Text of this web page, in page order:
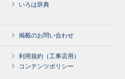
いろは辞典
掲載のお問い合わせ
利用規約（工事店用）
コンテンツポリシー